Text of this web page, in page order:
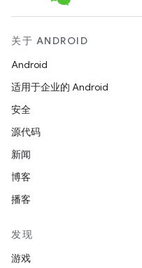
关于 ANDROID
Android
适用于企业的 Android
安全
源代码
新闻
博客
播客
发现
游戏